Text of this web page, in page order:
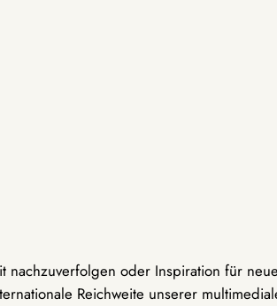
oder Inspiration für
Reichweite unserer